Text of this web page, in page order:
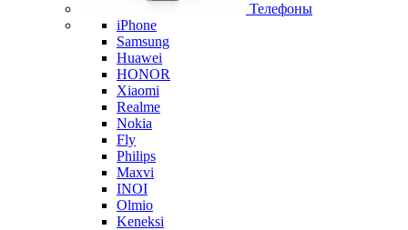
Телефоны
iPhone
Samsung
Huawei
HONOR
Xiaomi
Realme
Nokia
Fly
Philips
Maxvi
INOI
Olmio
Keneksi